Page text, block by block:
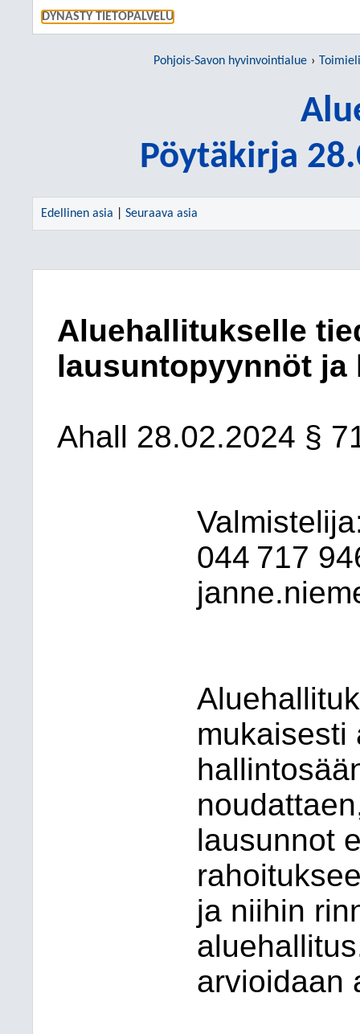
DYNASTY TIETOPALVELU
Pohjois-Savon hyvinvointialue
Pöytäkirja
Edellinen asia Seuraava asia
Aluehallitukselle
lausuntopyynnöt ja
Ahall 28.02.2024 §
044 717
mukaisesti
lausunnot
ja niihin
arvioidaan